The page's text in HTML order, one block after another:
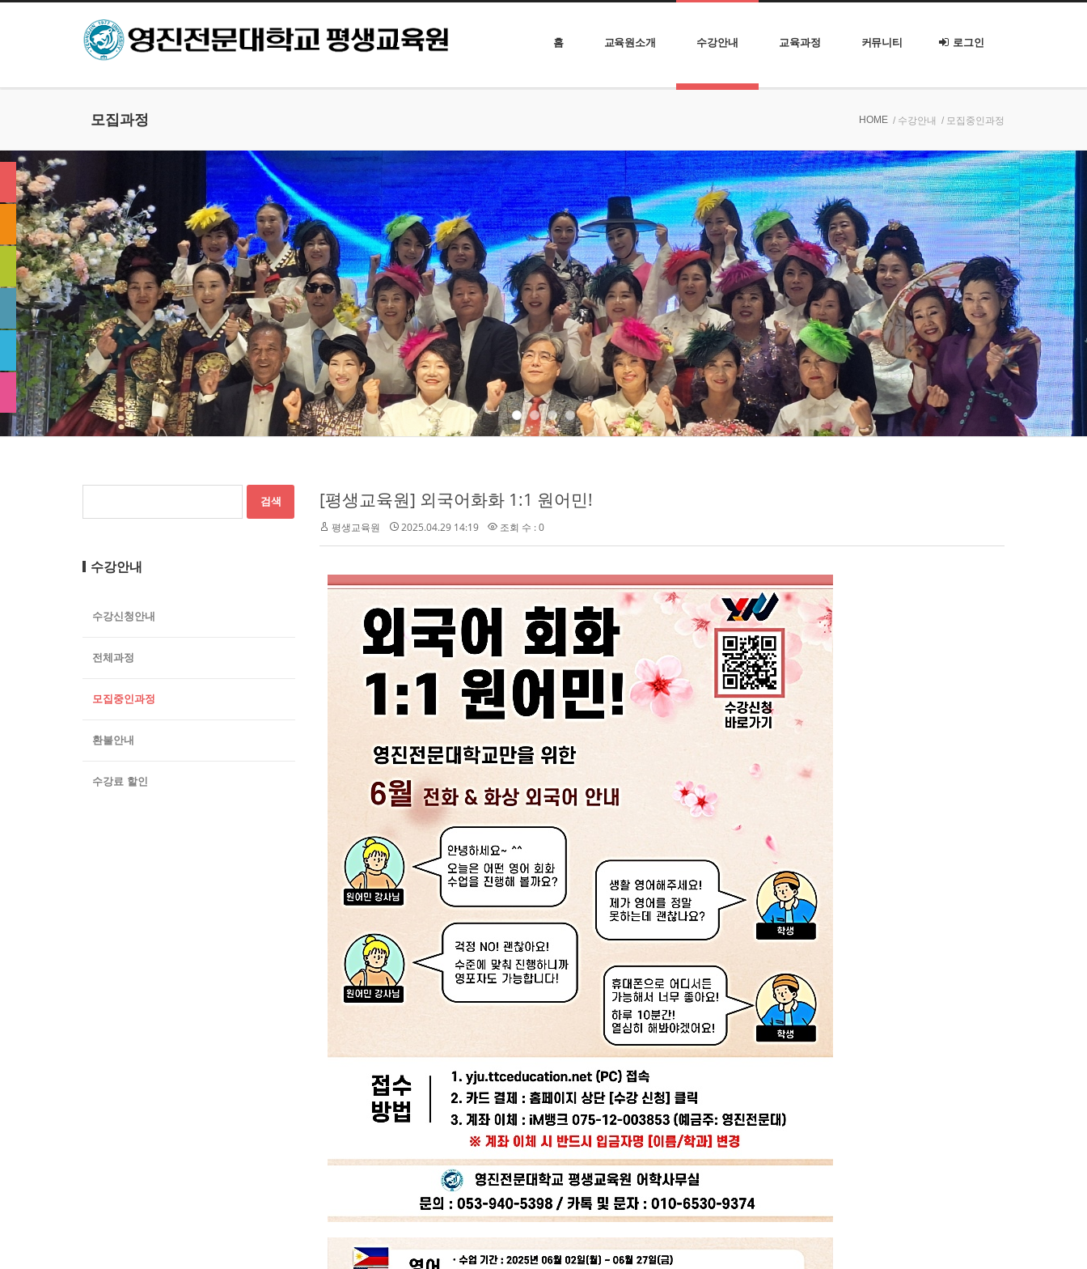
홈 교육원소개 수강안내 교육과정 커뮤니티 로그인
모집과정 HOME / 수강안내 / 모집중인과정
[평생교육원] 외국어화화 1:1 원어민!
평생교육원 2025.04.29 14:19 조회 수 : 0
수강안내
수강신청안내
전체과정
모집중인과정
환불안내
수강료 할인